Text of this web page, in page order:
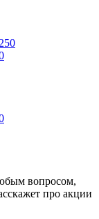
вопросом,
про акции